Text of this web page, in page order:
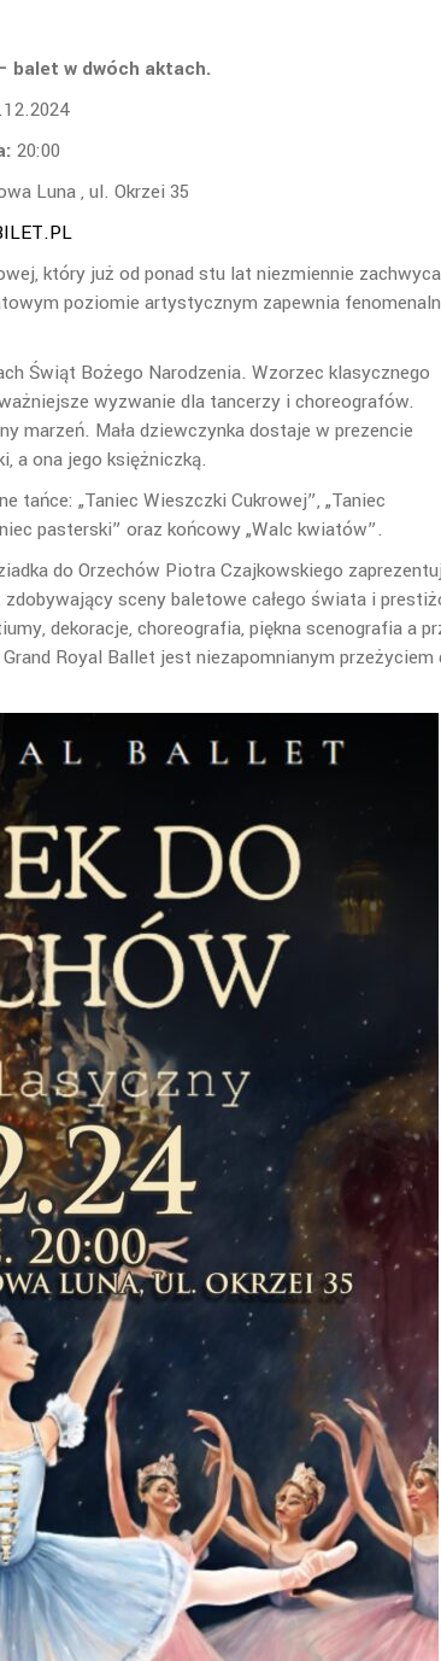
balet w dwóch aktach.
20:00
Luna , ul. Okrzei 35
który już od ponad stu lat niezmiennie zachwyca
poziomie artystycznym zapewnia
Świąt Bożego Narodzenia. Wzorzec klasycznego
wyzwanie dla tancerzy i choreografów.
marzeń. Mała dziewczynka dostaje w prezencie
a ona jego księżniczką.
tańce: „Taniec Wieszczki Cukrowej”, „Taniec
pasterski” oraz końcowy „Walc kwiatów”.
do Orzechów Piotra Czajkowskiego
sceny baletowe całego świata i
dekoracje, choreografia, piękna scenografia a
Royal Ballet jest niezapomnianym przeżyciem